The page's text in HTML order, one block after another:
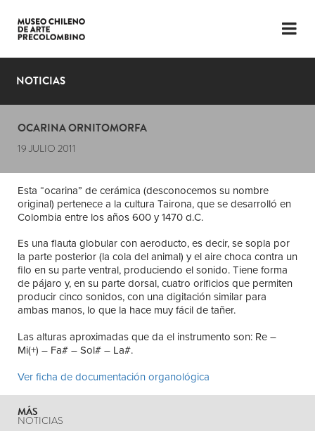
LENGUAJE
PLANIFICA TU VISITA
EXPOSICIONES
EL MUSEO
ÚLTIMOS VIDEOS
NOTICIAS
OCARINA ORNITOMORFA
19 JULIO 2011
Esta “ocarina” de cerámica (desconocemos su nombre
original) pertenece a la cultura Tairona, que se desarrolló en
Colombia entre los años 600 y 1470 d.C.
Es una flauta globular con aeroducto, es decir, se sopla por
la parte posterior (la cola del animal) y el aire choca contra un
filo en su parte ventral, produciendo el sonido. Tiene forma
de pájaro y, en su parte dorsal, cuatro orificios que permiten
producir cinco sonidos, con una digitación similar para
ambas manos, lo que la hace muy fácil de tañer.
Las alturas aproximadas que da el instrumento son: Re –
Mi(+) – Fa# – Sol# – La#.
Ver ficha de documentación organológica
MÁS
NOTICIAS